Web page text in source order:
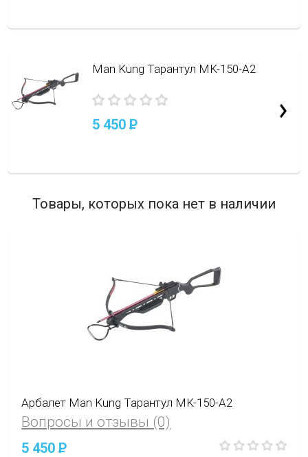
Man Kung Тарантул MK-150-A2
5 450P
Товары, которых пока нет в наличии
Арбалет Man Kung Тарантул MK-150-A2
Вопросы и отзывы (0)
5 450P